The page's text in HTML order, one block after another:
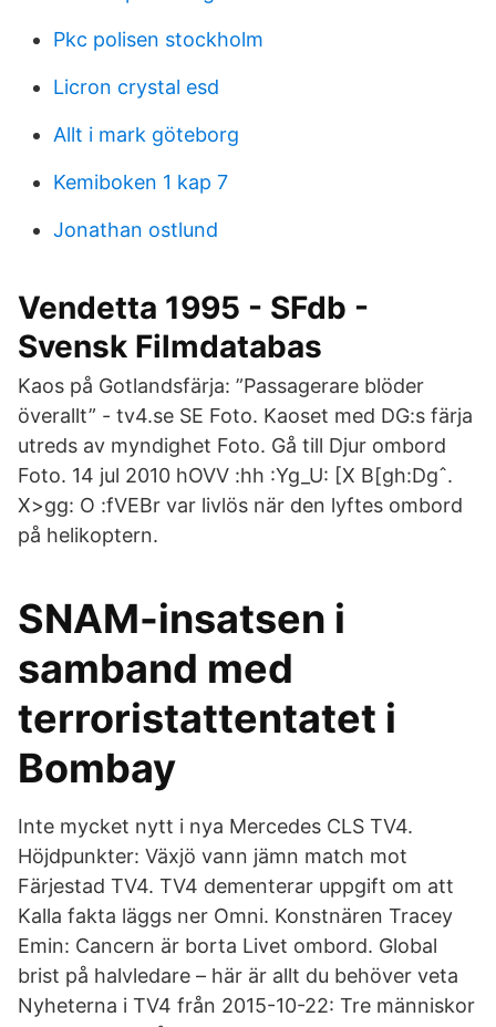
Pkc polisen stockholm
Licron crystal esd
Allt i mark göteborg
Kemiboken 1 kap 7
Jonathan ostlund
Vendetta 1995 - SFdb -
Svensk Filmdatabas
Kaos på Gotlandsfärja: ”Passagerare blöder
överallt” - tv4.se SE Foto. Kaoset med DG:s färja
utreds av myndighet Foto. Gå till Djur ombord
Foto. 14 jul 2010 hOVV :hh :Yg_U: [X B[gh:Dgˆ.
X>gg: O :fVEBr var livlös när den lyftes ombord
på helikoptern.
SNAM-insatsen i
samband med
terroristattentatet i
Bombay
Inte mycket nytt i nya Mercedes CLS TV4.
Höjdpunkter: Växjö vann jämn match mot
Färjestad TV4. TV4 dementerar uppgift om att
Kalla fakta läggs ner Omni. Konstnären Tracey
Emin: Cancern är borta Livet ombord. Global
brist på halvledare – här är allt du behöver veta
Nyheterna i TV4 från 2015-10-22: Tre människor